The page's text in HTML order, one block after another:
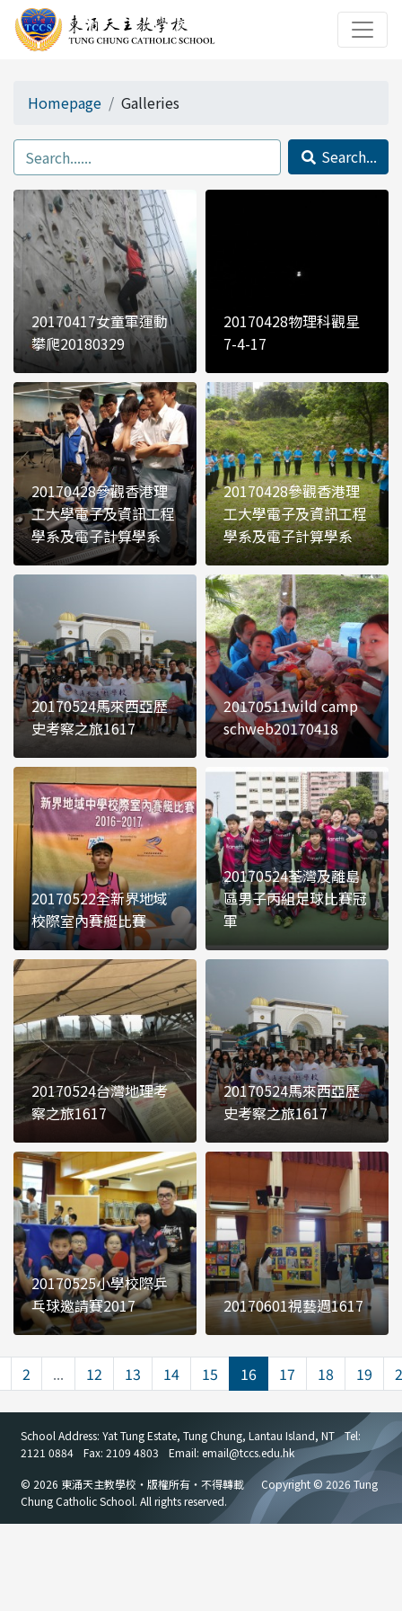
Homepage Galleries
Search...
20170417女童軍運動
攀爬20180329
20170428物理科觀星
7-4-17
20170428參觀香港理
工大學電子及資訊工程
學系及電子計算學系
20170428參觀香港理
工大學電子及資訊工程
學系及電子計算學系
20170524馬來西亞歷
史考察之旅1617
20170511wild camp
schweb20170418
20170522全新界地域
校際室內賽艇比賽
20170524荃灣及離島
區男子丙組足球比賽冠
軍
20170524台灣地理考
察之旅1617
20170524馬來西亞歷
史考察之旅1617
20170525小學校際乒
乓球邀請賽2017
20170601視藝週1617
2 ... 12 13 14 15 16 17 18 19
School Address: Yat Tung Estate, Tung Chung, Lantau Island, NT
Tel:
2121 0884
Fax: 2109 4803 Email: email@tccs.edu.hk
© 2026 東涌天主教學校・版權所有・不得轉載
Copyright © 2026 Tung
Chung Catholic School. All rights reserved.